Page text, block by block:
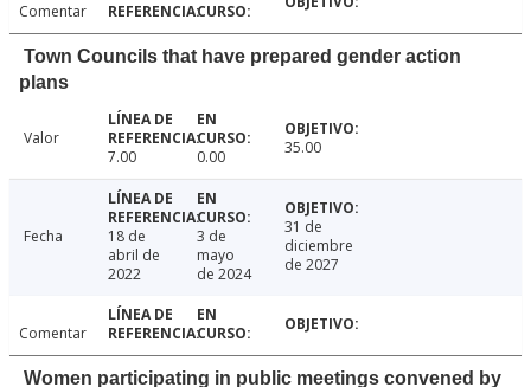
Comentar
Town Councils that have prepared gender action
plans
Valor
7.00
0.00 35.00
Fecha
18 de
abril de
2022
3 de
mayo
de 2024
31 de
diciembre
de 2027
Comentar
Women participating in public meetings convened by